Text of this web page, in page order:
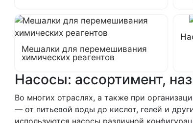
Мешалки для перемешивания
химических реагентов
Насосы: ассортимент,
Во многих отраслях, а также при
— от питьевой воды до кислот, гелей и
используются насосы различной